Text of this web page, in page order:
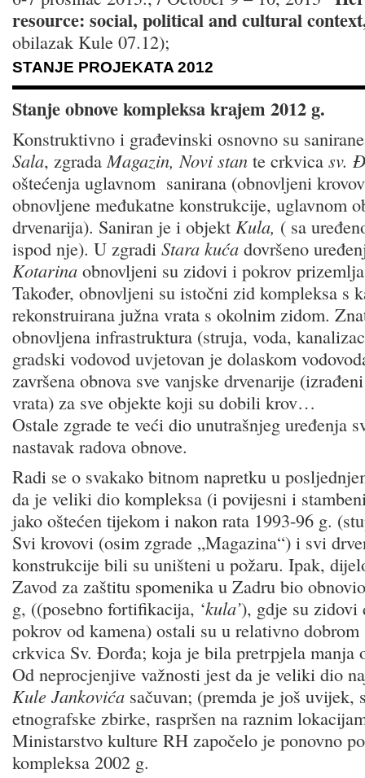
resource: social, political and cultural
obilazak Kule 07.12);
STANJE PROJEKATA 2012
Stanje obnove kompleksa krajem 2012 g.
Konstruktivno i građevinski osnovno su
Sala, zgradaMagazin, Novi stan te crkvica sv.
oštećenja uglavnom sanirana (obnovljeni
obnovljene međukatne konstrukcije, uglavnom
drvenarija). Saniran je i objekt Kula, ( sa
ispod nje). U zgradi Stara kuća dovršeno
Kotarina obnovljeni su zidovi i pokrov
Također, obnovljeni su istočni zid kompleksa s
rekonstruirana južna vrata s okolnim zidom.
obnovljena infrastruktura (struja, voda,
gradski vodovod uvjetovan je dolaskom
završena obnova sve vanjske drvenarije
vrata) za sve objekte koji su dobili krov…
Ostale zgrade te veći dio unutrašnjeg uređenja
nastavak radova obnove.
Radi se o svakako bitnom napretku u
da je veliki dio kompleksa (i povijesni i
jako oštećen tijekom i nakon rata 1993-96 g.
Svi krovovi (osim zgrade „Magazina“) i svi
konstrukcije bili su uništeni u požaru. Ipak,
Zavod za zaštitu spomenika u Zadru bio
g, ((posebno fortifikacija, ‘kula’), gdje su zidovi
pokrov od kamena) ostali su u relativno
crkvica Sv. Đorđa; koja je bila pretrpjela manja
Od neprocjenjive važnosti jest da je veliki dio
Kule Jankovića sačuvan; (premda je još uvijek,
etnografske zbirke, raspršen na raznim
Ministarstvo kulture RH započelo je ponovno
kompleksa 2002 g.